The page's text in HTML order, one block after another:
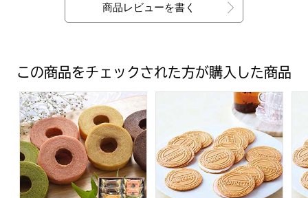
商品レビューを書く
この商品をチェックされた方が購入した商品
神戸スイーツポート KOBE彩BAUM【年間ギフト】[BKI-
東京風月堂 ゴーフレット(72